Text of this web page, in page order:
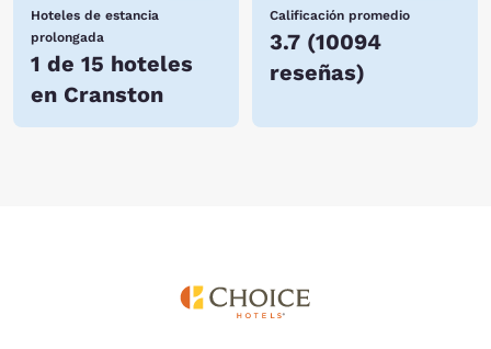
Hoteles de estancia
prolongada
1 de 15 hoteles
en Cranston
Calificación promedio
3.7 (10094
reseñas)